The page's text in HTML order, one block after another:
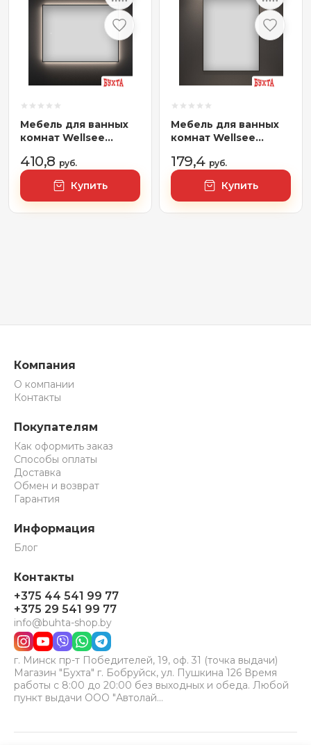
Мебель для ванных
комнат Wellsee
LED-подсветкой 7
Rays' Spectrum
172200950, 75 х 60 см
(с сенсором и
регулировкой
410,8 руб.
Купить
Мебель для ванных
комнат Wellsee
Spectrum 172200740,
80 х 100 см
179,4 руб.
Купить
Компания
О компании
Контакты
Покупателям
Как оформить заказ
Способы оплаты
Доставка
Обмен и возврат
Гарантия
Информация
Блог
Контакты
+375 44 541 99 77
+375 29 541 99 77
info@buhta-shop.by
г. Минск пр-т Победителей, 19, оф. 31 (точка выдачи)
Магазин "Бухта" г. Бобруйск, ул. Пушкина 126 Время
работы с 8:00 до 20:00 без выходных и обеда. Любой
пункт выдачи ООО "Автолай…